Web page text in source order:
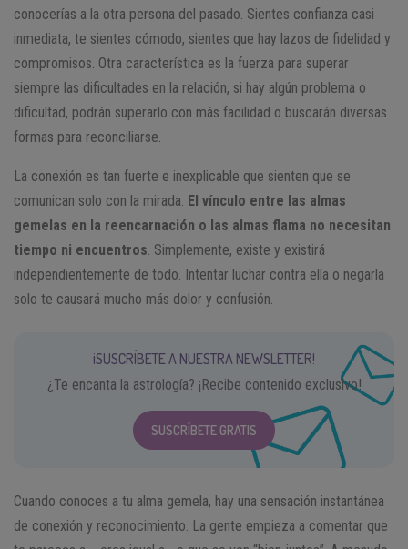
conocerías a la otra persona del pasado. Sientes confianza casi
inmediata, te sientes cómodo, sientes que hay lazos de fidelidad y
compromisos. Otra característica es la fuerza para superar
siempre las dificultades en la relación, si hay algún problema o
dificultad, podrán superarlo con más facilidad o buscarán diversas
formas para reconciliarse.
La conexión es tan fuerte e inexplicable que sienten que se
comunican solo con la mirada. El vínculo entre las almas
gemelas en la reencarnación o las almas flama no necesitan
tiempo ni encuentros . Simplemente, existe y existirá
independientemente de todo. Intentar luchar contra ella o negarla
solo te causará mucho más dolor y confusión.
¡SUSCRÍBETE A NUESTRA NEWSLETTER!
¿Te encanta la astrología? ¡Recibe contenido exclusivo!
SUSCRÍBETE GRATIS
Cuando conoces a tu alma gemela, hay una sensación instantánea
de conexión y reconocimiento. La gente empieza a comentar que